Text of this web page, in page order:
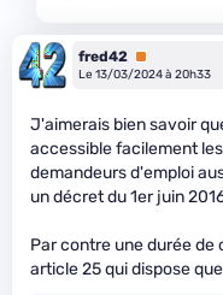
fred42 Premium
Le 13/03/2024 à 20h33
J'aimerais bien savoir
accessible facilement
demandeurs d'emploi
un décret du 1er juin
Par contre une durée de
article 25 qui dispose